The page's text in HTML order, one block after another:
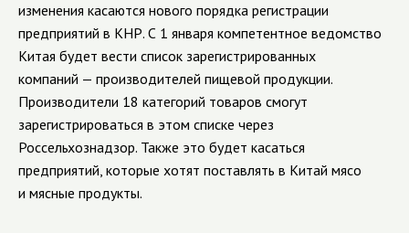
изменения касаются нового порядка регистрации
предприятий в КНР. С 1 января компетентное ведомство
Китая будет вести список зарегистрированных
компаний — производителей пищевой продукции.
Производители 18 категорий товаров смогут
зарегистрироваться в этом списке через
Россельхознадзор. Также это будет касаться
предприятий, которые хотят поставлять в Китай мясо
и мясные продукты.